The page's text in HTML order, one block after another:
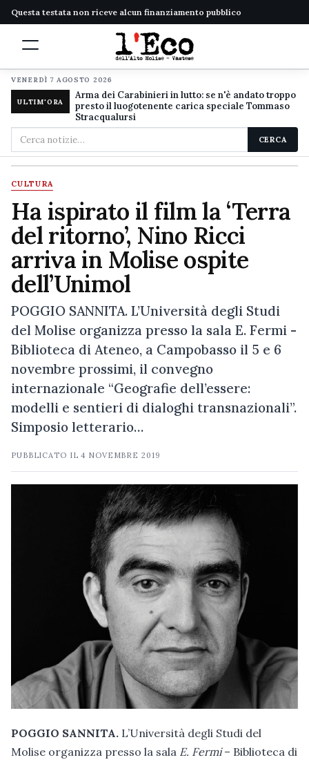
Questa testata non riceve alcun finanziamento pubblico
VENERDÌ 7 AGOSTO 2026
ULTIM'ORA
Arma dei Carabinieri in lutto: se n'è andato troppo
presto il luogotenente carica speciale Tommaso
Stracqualursi
Cerca
nel
sito
CERCA
CULTURA
Ha ispirato il film la ‘Terra
del ritorno’, Nino Ricci
arriva in Molise ospite
dell’Unimol
POGGIO SANNITA. L’Università degli Studi
del Molise organizza presso la sala E. Fermi -
Biblioteca di Ateneo, a Campobasso il 5 e 6
novembre prossimi, il convegno
internazionale “Geografie dell’essere:
modelli e sentieri di dialoghi transnazionali”.
Simposio letterario…
PUBBLICATO IL4 NOVEMBRE 2019
POGGIO SANNITA. L’Università degli Studi del
Molise organizza presso la sala E. Fermi– Biblioteca di